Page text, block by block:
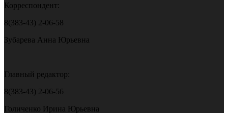
Корреспондент:
8(383-43) 2-06-58
Зубарева Анна Юрьевна
Главный редактор:
8(383-43) 2-06-56
Голиченко Ирина Юрьевна